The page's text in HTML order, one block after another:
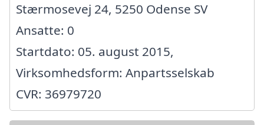
Stærmosevej 24, 5250 Odense SV
Ansatte: 0
Startdato: 05. august 2015,
Virksomhedsform: Anpartsselskab
CVR: 36979720